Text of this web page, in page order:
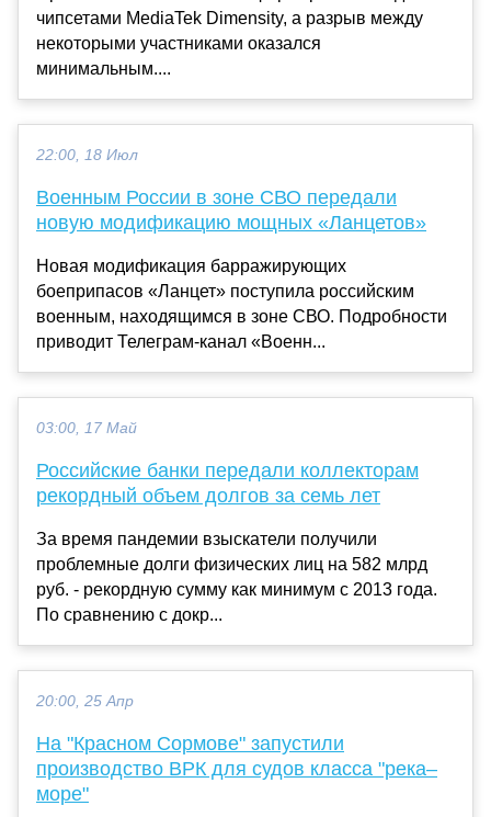
чипсетами MediaTek Dimensity, а разрыв между
некоторыми участниками оказался
минимальным....
22:00, 18 Июл
Военным России в зоне СВО передали
новую модификацию мощных «Ланцетов»
Новая модификация барражирующих
боеприпасов «Ланцет» поступила российским
военным, находящимся в зоне СВО. Подробности
приводит Телеграм-канал «Военн...
03:00, 17 Май
Российские банки передали коллекторам
рекордный объем долгов за семь лет
За время пандемии взыскатели получили
проблемные долги физических лиц на 582 млрд
руб. - рекордную сумму как минимум с 2013 года.
По сравнению с докр...
20:00, 25 Апр
На "Красном Сормове" запустили
производство ВРК для судов класса "река–
море"